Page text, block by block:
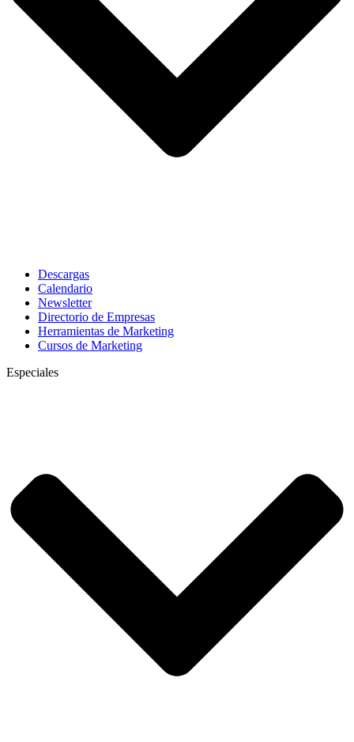
Descargas
Calendario
Newsletter
Directorio de Empresas
Herramientas de Marketing
Cursos de Marketing
Especiales